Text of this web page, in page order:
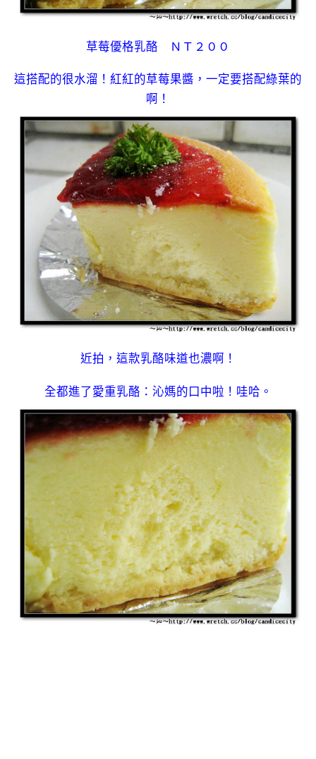
草莓優格乳酪 ＮＴ２００
這搭配的很水溜！紅紅的草莓果醬，一定要搭配綠葉的
啊！
近拍，這款乳酪味道也濃啊！
全都進了愛重乳酪：沁媽的口中啦！哇哈。